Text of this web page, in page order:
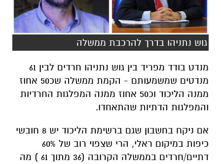
גוש נתניהו בדרך להרכבת ממשלה
מנדט בודד מפריד בין גוש נתניהו חרדים לבין 61
מנדטים שמשמעותם - הקמת ממשלה שכ50 אחוז
ממנה הליכוד וכ50 אחוז ממנה המפלגות החרדיות
והמפלגות הדתיות שהתאחדו.
אם ניקח בחשבון שגם ברשימת הליכוד יש 8 חובשי
כיפות במיקום ראלי, הרי שצפוי רוב של 60%
דתיים/חרדים בממשלה הקרובה (36 מתוך 61 ) מה